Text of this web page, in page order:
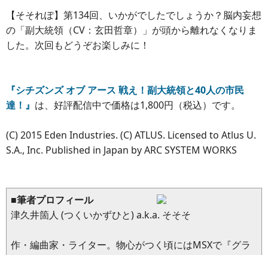
【そそれぽ】第134回、いかがでしたでしょうか？脳内妄想
の「副大統領（CV：玄田哲章）」が頭から離れなくなりま
した。次回もどうぞお楽しみに！
『シチズンズ オブ アース 戦え！副大統領と40人の市民
達！』 は、好評配信中で価格は1,800円（税込）です。
(C) 2015 Eden Industries. (C) ATLUS. Licensed to Atlus U.
S.A., Inc. Published in Japan by ARC SYSTEM WORKS
■筆者プロフィール
津久井箇人 (つくいかずひと) a.k.a. そそそ
作・編曲家・ライター。物心がつく頃にはMSXで『グラ